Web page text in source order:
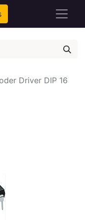
Driver DIP 16